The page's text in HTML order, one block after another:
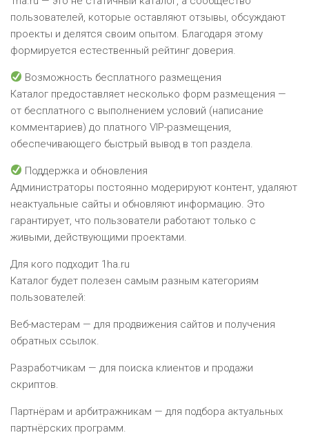
пользователей, которые оставляют отзывы, обсуждают
проекты и делятся своим опытом. Благодаря этому
формируется естественный рейтинг доверия.
Возможность бесплатного размещения
Каталог предоставляет несколько форм размещения —
от бесплатного с выполнением условий (написание
комментариев) до платного VIP-размещения,
обеспечивающего быстрый вывод в топ раздела.
Поддержка и обновления
Администраторы постоянно модерируют контент, удаляют
неактуальные сайты и обновляют информацию. Это
гарантирует, что пользователи работают только с
живыми, действующими проектами.
Для кого подходит 1ha.ru
Каталог будет полезен самым разным категориям
пользователей:
Веб-мастерам — для продвижения сайтов и получения
обратных ссылок.
Разработчикам — для поиска клиентов и продажи
скриптов.
Партнёрам и арбитражникам — для подбора актуальных
партнёрских программ.